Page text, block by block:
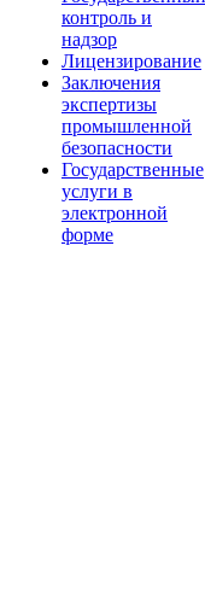
контроль и
надзор
Лицензирование
Заключения
экспертизы
промышленной
безопасности
Государственные
услуги в
электронной
форме